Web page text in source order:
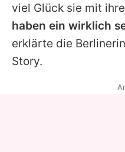
viel Glück sie mit
haben ein wirklich
erklärte die
Story.